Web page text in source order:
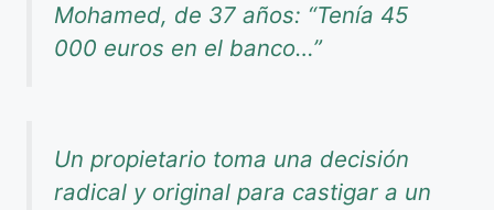
Mohamed, de 37 años: “Tenía 45
000 euros en el banco…”
Un propietario toma una decisión
radical y original para castigar a un